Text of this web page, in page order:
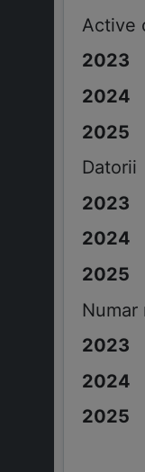
Active
Datorii
Numar